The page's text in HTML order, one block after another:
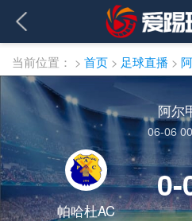
当前位置： > 首页 > 足球直播 >
阿尔
06-06
帕哈杜AC
0-